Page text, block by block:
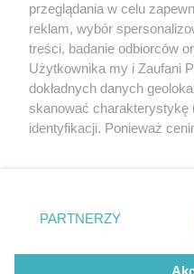
Wypadek
korfantego
Wróć do artykułu:
Potrącenie pieszego
Nie zapomnij
zapoznać się z:
polityką prywatności
Twojemiasto
Piekary Śląskie
Chorzów
Tarnowskie Góry
Gliwice
przeglądania w celu
reklam, wybór
treści, badanie odbiorców
Użytkownika my i Zaufani
dokładnych danych
skanować charakterystykę
identyfikacji. Ponieważ
prywatności znajdujący
. Niektóre rodzaje
zgody użytkownika, ale
takiemu przetwarzaniu.
PARTNERZY